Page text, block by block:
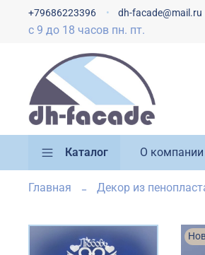
с 9 до 18 часов пн. пт.
+79686223396 dh-facade@mail.ru
Каталог О компании
Главная Декор из